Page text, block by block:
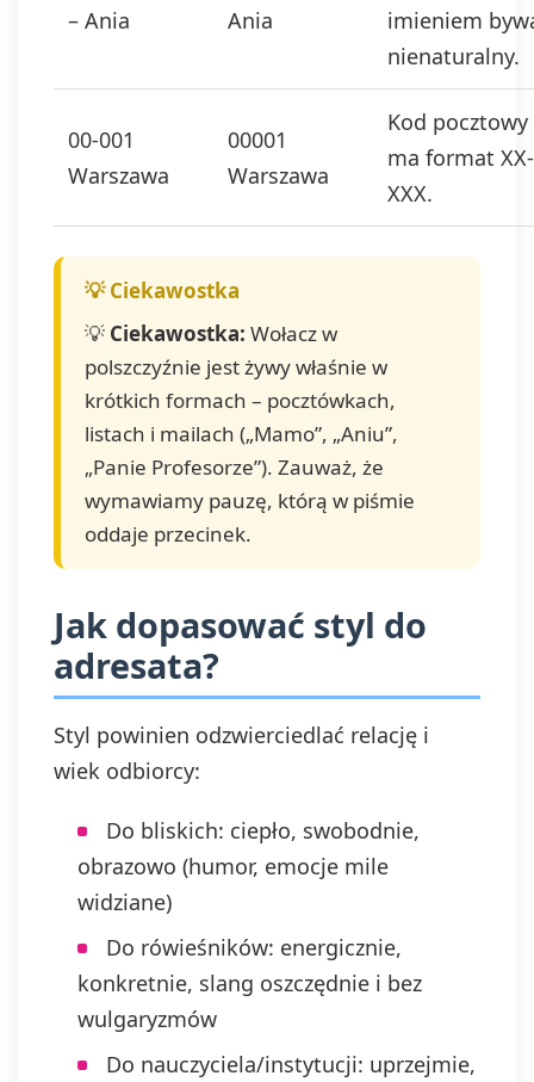
– Ania
Ania
imieniem
nienaturalny.
00-001
Warszawa
00001
Warszawa
Kod pocztowy
ma format XX-
XXX.
💡 Ciekawostka: Wołacz w
polszczyźnie jest żywy właśnie w
krótkich formach – pocztówkach,
listach i mailach („Mamo”, „Aniu”,
„Panie Profesorze”). Zauważ, że
wymawiamy pauzę, którą w piśmie
oddaje przecinek.
Jak dopasować styl do
adresata?
Styl powinien odzwierciedlać relację i
wiek odbiorcy:
Do bliskich: ciepło, swobodnie,
obrazowo (humor, emocje mile
widziane)
Do rówieśników: energicznie,
konkretnie, slang oszczędnie i bez
wulgaryzmów
Do nauczyciela/instytucji: uprzejmie,